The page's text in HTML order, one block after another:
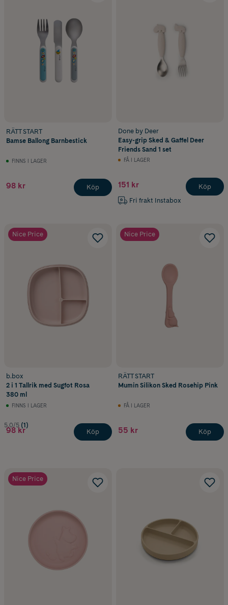
RÄTT START
Bamse Ballong Barnbestick
FINNS I LAGER
98 kr Köp
Done by Deer
Easy-grip Sked & Gaffel Deer
Friends Sand 1 set
FÅ I LAGER
151 kr
Fri frakt Instabox
Köp
Nice Price
b.box
2 i 1 Tallrik med Sugfot Rosa
380 ml
FINNS I LAGER
5.0/5 (1)
98 kr Köp
Nice Price
RÄTT START
Mumin Silikon Sked Rosehip Pink
FÅ I LAGER
55 kr Köp
Nice Price